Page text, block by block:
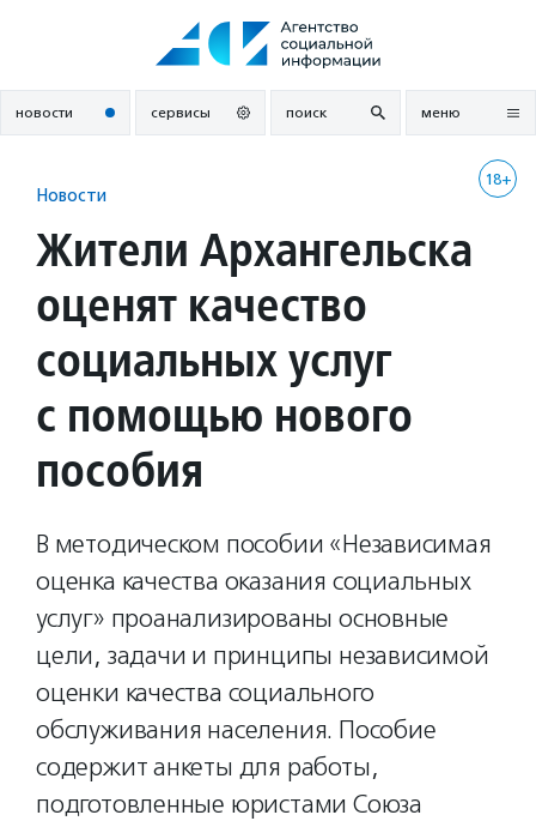
новости сервисы поиск меню
18+
Новости
Жители Архангельска
оценят качество
социальных услуг
с помощью нового
пособия
В методическом пособии «Независимая
оценка качества оказания социальных
услуг» проанализированы основные
цели, задачи и принципы независимой
оценки качества социального
обслуживания населения. Пособие
содержит анкеты для работы,
подготовленные юристами Союза